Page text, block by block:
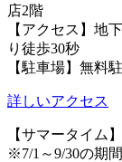
店2階
【アクセス】地
り徒歩30秒
【駐車場】無料
詳しいアクセス
【サマータイム】
※7/1～9/30の期